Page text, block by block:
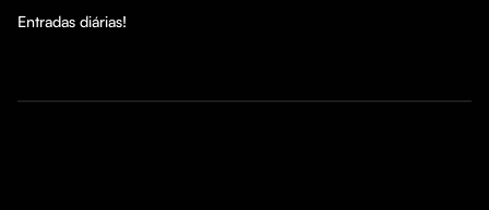
Entradas diárias!